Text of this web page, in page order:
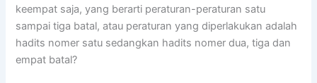
keempat saja, yang berarti peraturan-peraturan satu
sampai tiga batal, atau peraturan yang diperlakukan adalah
hadits nomer satu sedangkan hadits nomer dua, tiga dan
empat batal?